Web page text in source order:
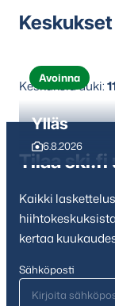
Ylläs
6.8.2026
Avoinna
Keskuksia auki:
Tilaa ski.fi
Kaikki
kertaa
Sähköposti